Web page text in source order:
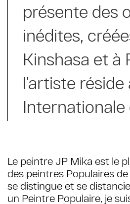
présente des
inédites,
Kinshasa et à
l’artiste réside
Internationale
Le peintre JP Mika est le
des peintres Populaires
se distingue et se
un Peintre Populaire, je